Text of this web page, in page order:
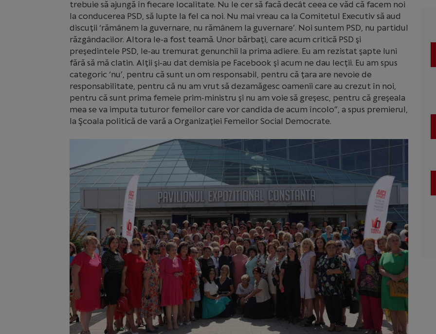
trebuie să ajungă în fiecare localitate. Nu le cer să facă decât ceea ce văd că facem noi
la conducerea PSD, să lupte la fel ca noi. Nu mai vreau ca la Comitetul Executiv să aud
discuţii ‘rămânem la guvernare, nu rămânem la guvernare’. Noi suntem PSD, nu partidul
răzgândacilor. Altora le-a fost teamă. Unor bărbaţi, care acum critică PSD şi
preşedintele PSD, le-au tremurat genunchii la prima adiere. Eu am rezistat şapte luni
fără să mă clatin. Alţii şi-au dat demisia pe Facebook şi acum ne dau lecţii. Eu am spus
categoric ‘nu’, pentru că sunt un om responsabil, pentru că ţara are nevoie de
responsabilitate, pentru că nu am vrut să dezamăgesc oamenii care au crezut în noi,
pentru că sunt prima femeie prim-ministru şi nu am voie să greşesc, pentru că greşeala
mea se va imputa tuturor femeilor care vor candida de acum încolo”, a spus premierul,
la Şcoala politică de vară a Organizaţiei Femeilor Social Democrate.